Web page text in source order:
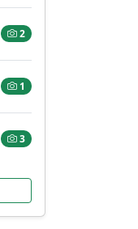
2
1
3